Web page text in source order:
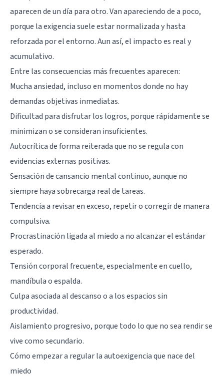
aparecen de un día para otro. Van apareciendo de a poco,
porque la exigencia suele estar normalizada y hasta
reforzada por el entorno. Aun así, el impacto es real y
acumulativo.
Entre las consecuencias más frecuentes aparecen:
Mucha ansiedad, incluso en momentos donde no hay
demandas objetivas inmediatas.
Dificultad para disfrutar los logros, porque rápidamente se
minimizan o se consideran insuficientes.
Autocrítica de forma reiterada que no se regula con
evidencias externas positivas.
Sensación de cansancio mental continuo, aunque no
siempre haya sobrecarga real de tareas.
Tendencia a revisar en exceso, repetir o corregir de manera
compulsiva.
Procrastinación ligada al miedo a no alcanzar el estándar
esperado.
Tensión corporal frecuente, especialmente en cuello,
mandíbula o espalda.
Culpa asociada al descanso o a los espacios sin
productividad.
Aislamiento progresivo, porque todo lo que no sea rendir se
vive como secundario.
Cómo empezar a regular la autoexigencia que nace del
miedo